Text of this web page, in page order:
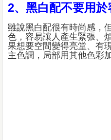
2、黑白配不要用於
雖說黑白配很有時尚感，
色，容易讓人產生緊張、
果想要空間變得亮堂、有
主色調，局部用其他色彩